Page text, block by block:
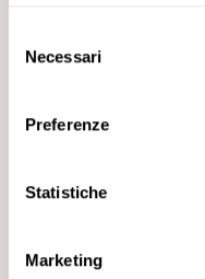
delNecessari
Preferenze
Statistiche
Marketing
Nachmittags-
60.00 pro Schüler.
Nur